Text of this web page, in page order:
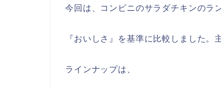
今回は、コンビニのサラダチキンのラ
『おいしさ』を基準に比較しました
ラインナップは、